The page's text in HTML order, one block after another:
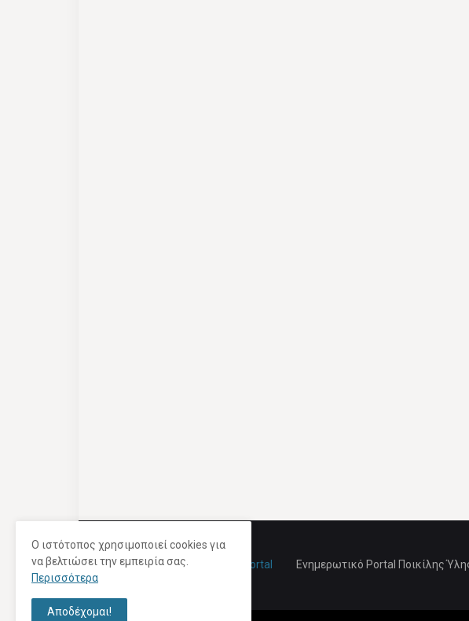
Ενημερωτικό Portal Ποικίλης
Ο ιστότοπος χρησιμοποιεί cookies για
να βελτιώσει την εμπειρία σας.
Περισσότερα
Αποδέχομαι!